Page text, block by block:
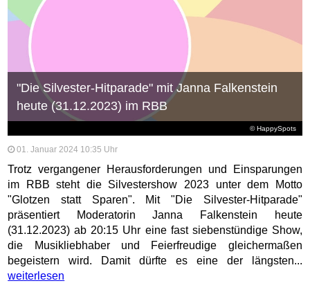
© HappySpots
"Die Silvester-Hitparade" mit Janna Falkenstein
heute (31.12.2023) im RBB
01. Januar 2024 10:35 Uhr
Trotz vergangener Herausforderungen und Einsparungen
im RBB steht die Silvestershow 2023 unter dem Motto
"Glotzen statt Sparen". Mit "Die Silvester-Hitparade"
präsentiert Moderatorin Janna Falkenstein heute
(31.12.2023) ab 20:15 Uhr eine fast siebenstündige Show,
die Musikliebhaber und Feierfreudige gleichermaßen
begeistern wird. Damit dürfte es eine der längsten...
weiterlesen